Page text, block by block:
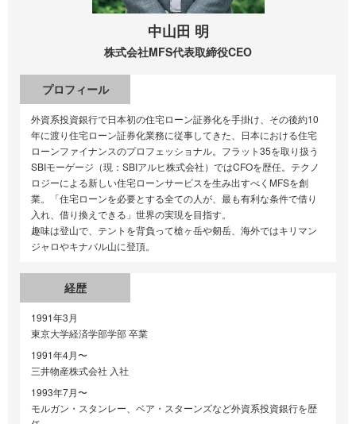
中山田 明
株式会社MFS代表取締役CEO
プロフィール
外資系投資銀行で日本初の住宅ローン証券化を手掛け、その後約10
年に渡り住宅ローン証券化業務に従事してきた、日本における住宅
ローンファイナンスのプロフェッショナル。フラット35を取り扱う
SBIモーゲージ（現：SBIアルヒ株式会社）ではCFOを歴任。テクノ
ロジーによる新しい住宅ローンサービスを生み出すべくMFSを創
業。「住宅ローンを必要とする全ての人が、最も有利な条件で借り
入れ、借り換えできる」世界の実現を目指す。
趣味は登山で、テントを背負って槍ヶ岳や剱岳、海外ではキリマン
ジャロやキナバル山に登頂。
経歴
1991年3月
東京大学経済学部学部 卒業
1991年4月〜
三井物産株式会社 入社
1993年7月〜
モルガン・スタンレー、ベア・スターンズなど外資系投資銀行を歴